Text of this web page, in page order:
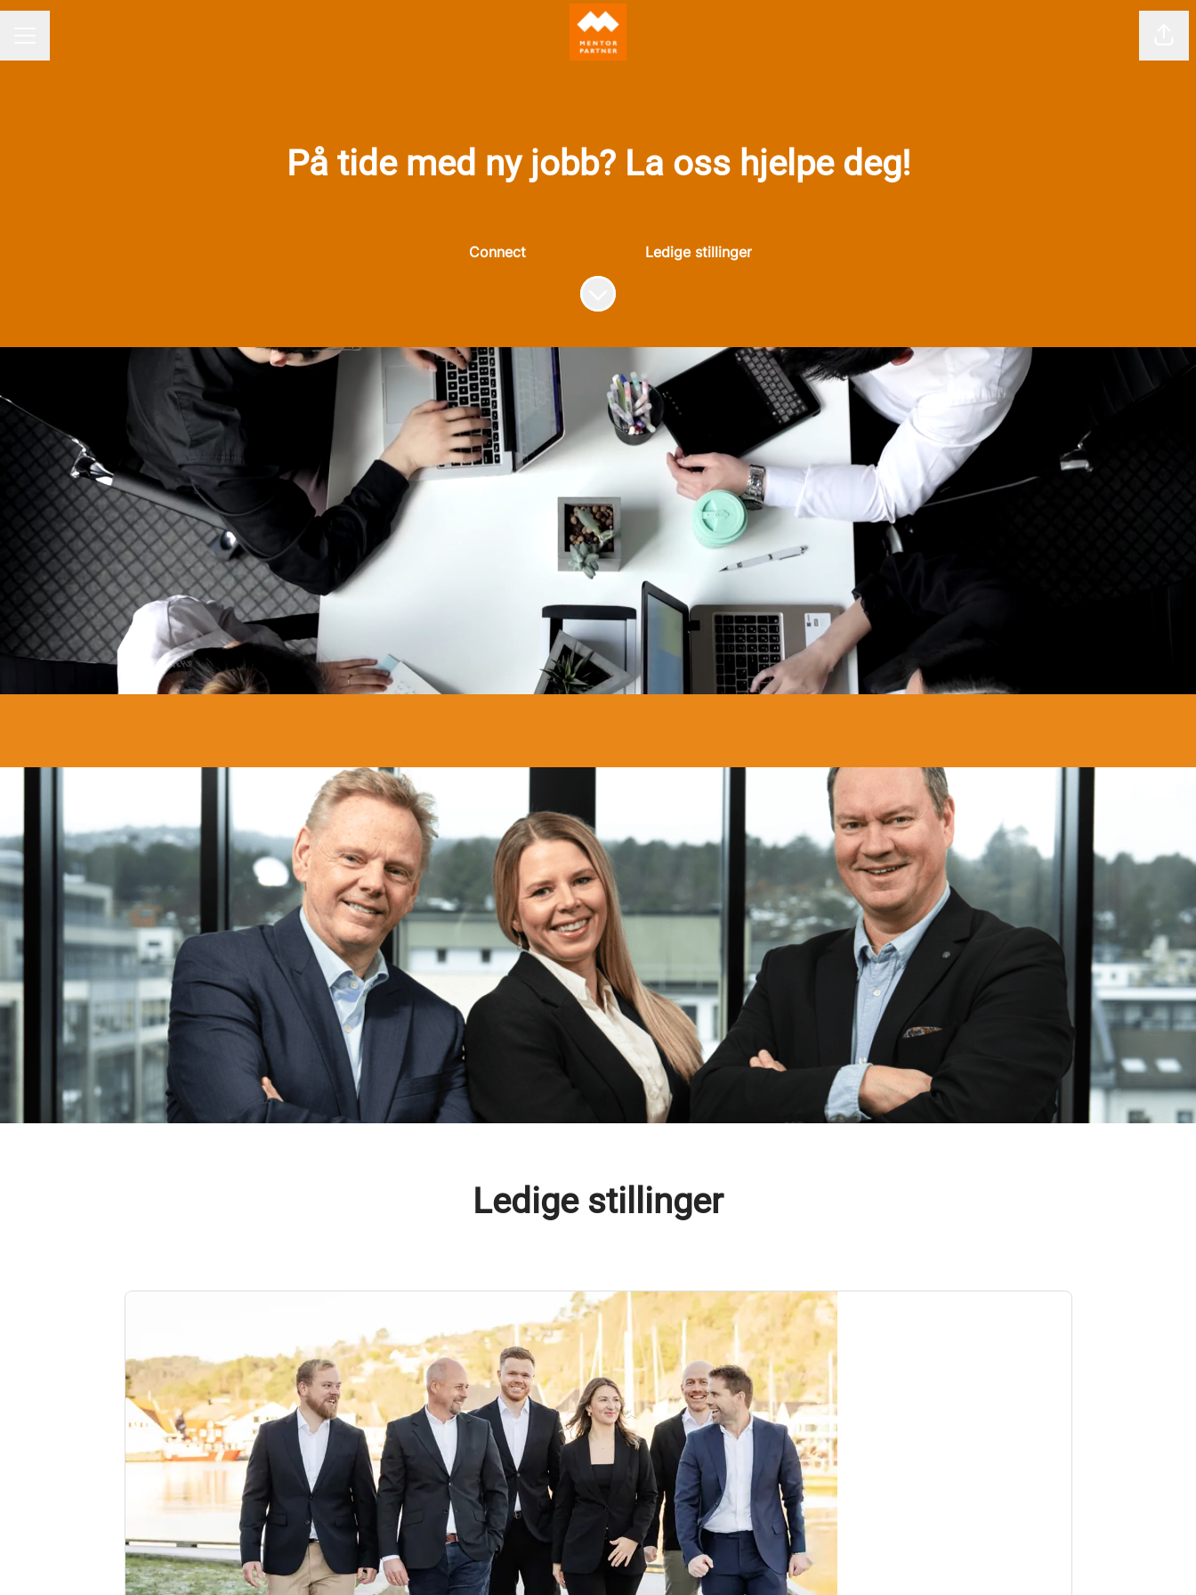
På tide med ny jobb? La oss hjelpe deg!
Connect
Ledige stillinger
Bla til innholdet
Finn veien sammen med oss!
Noen ganger kjenner du det bare – at du er klar for en ny
utfordring, et miljø der du virkelig blomstrer, eller en rolle som gir
deg mer mening. Vi er her for deg i akkurat den prosessen. Hos
oss møter du mennesker som lytter, som forstår hva du ser etter
– og kanskje hjelper deg å sette ord på det du ikke helt har klart
å formulere selv.
Sjekk våre stillinger eller legg igjen CV-en din,
så gir du oss muligheten til å koble deg mot relevante
alternativer, også de som ikke er synlige!
Ledige stillinger